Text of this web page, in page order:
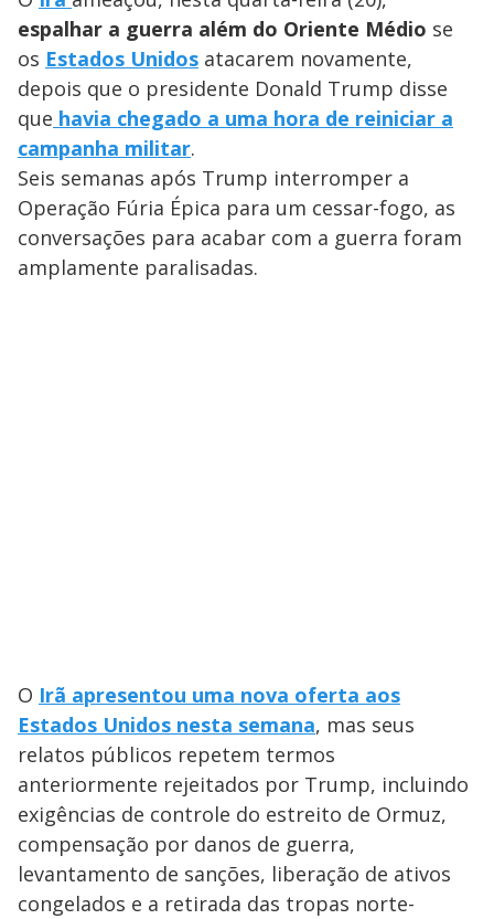
espalhar a guerra além do Oriente Médio se
os Estados Unidos atacarem novamente,
depois que o presidente Donald Trump disse
que havia chegado a uma hora de reiniciar a
campanha militar.
Seis semanas após Trump interromper a
Operação Fúria Épica para um cessar-fogo, as
conversações para acabar com a guerra foram
amplamente paralisadas.
O Irã apresentou uma nova oferta aos
Estados Unidos nesta semana, mas seus
relatos públicos repetem termos
anteriormente rejeitados por Trump, incluindo
exigências de controle do estreito de Ormuz,
compensação por danos de guerra,
levantamento de sanções, liberação de ativos
congelados e a retirada das tropas norte-